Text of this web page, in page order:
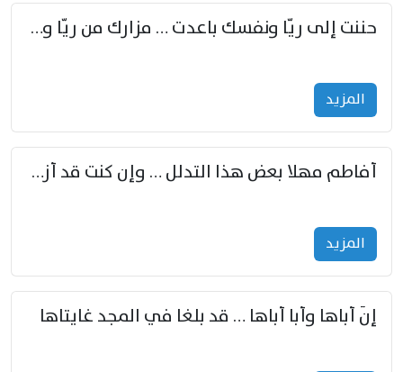
حننت إلى ريّا ونفسك باعدت … مزارك من ريّا وشعباكما معا
المزید
أفاطم مهلا بعض هذا التدلل … وإن كنت قد أزمعت صرمي فأجملي
المزید
إنّ أباها وأبا أباها … قد بلغا في المجد غايتاها